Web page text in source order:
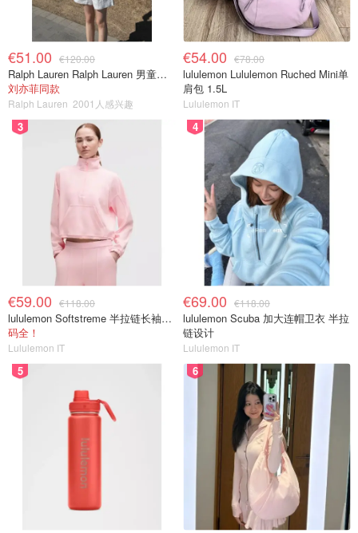
€51.00 €120.00
Ralph Lauren Ralph Lauren 男童亚麻衬衫
刘亦菲同款
Ralph Lauren 2001人感兴趣
€54.00 €78.00
lululemon Lululemon Ruched Mini单
肩包 1.5L
Lululemon IT
3
€59.00 €118.00
lululemon Softstreme 半拉链长袖上衣
码全！
Lululemon IT
4
€69.00 €118.00
lululemon Scuba 加大连帽卫衣 半拉
链设计
Lululemon IT
5 6